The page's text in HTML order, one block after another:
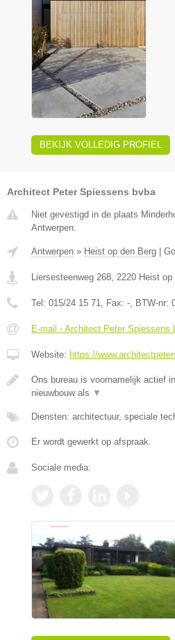
BEKIJK VOLLEDIG PROFIEL
Architect Peter Spiessens bvba
Niet gevestigd in de plaats
Antwerpen.
Antwerpen » Heist op den Berg
Liersesteenweg 268, 2220 Heist op
Tel: 015/24 15 71, Fax: -, BTW-nr:
E-mail › Architect Peter Spiessens
Website: https://
Ons bureau is voornamelijk actief
nieuwbouw als ▼
Diensten: architectuur, speciale
Er wordt gewerkt op afspraak.
Sociale media: